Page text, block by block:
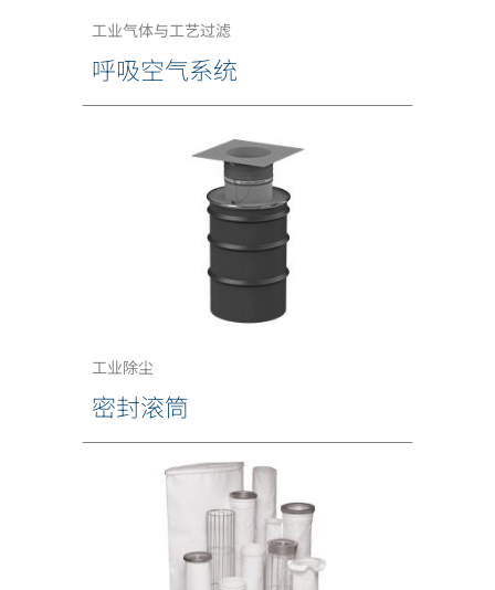
工业气体与工艺过滤
呼吸空气系统
工业除尘
密封滚筒